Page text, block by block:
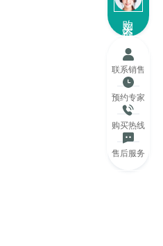
购买咨询
联系销售
预约专家
购买热线
售后服务